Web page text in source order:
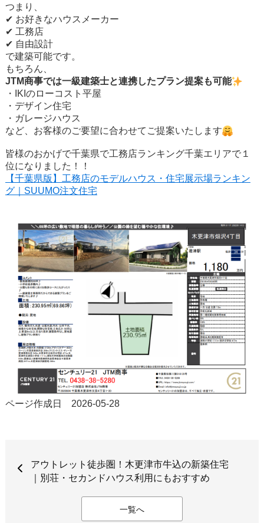
つまり、
✔ お好きなハウスメーカー
✔ 工務店
✔ 自由設計
で建築可能です。
もちろん、
JTM商事では一級建築士と連携したプラン提案も可能
・IKIのローコスト平屋
・デザイン住宅
・ガレージハウス
など、お客様のご要望に合わせてご提案いたします
皆様のおかげで千葉県で工務店ランキング千葉エリアで１
位になりました！！
【千葉県版】工務店のモデルハウス・住宅展示場ランキン
グ｜SUUMO注文住宅
ページ作成日 2026-05-28
アウトレット徒歩圏！木更津市牛込の新築住宅
｜別荘・セカンドハウス利用にもおすすめ
一覧へ